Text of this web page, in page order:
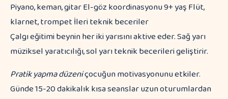
Piyano, keman, gitar El-göz koordinasyonu 9+ yaş Flüt,
klarnet, trompet İleri teknik beceriler
Çalgı eğitimi beynin her iki yarısını aktive eder. Sağ yarı
müziksel yaratıcılığı, sol yarı teknik becerileri geliştirir.
Pratik yapma düzeniçocuğun motivasyonunu etkiler.
Günde 15-20 dakikalık kısa seanslar uzun oturumlardan